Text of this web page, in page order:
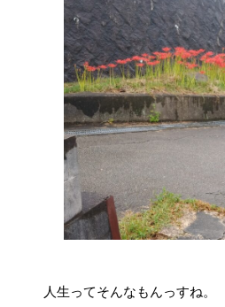
人生ってそんなもんっすね。